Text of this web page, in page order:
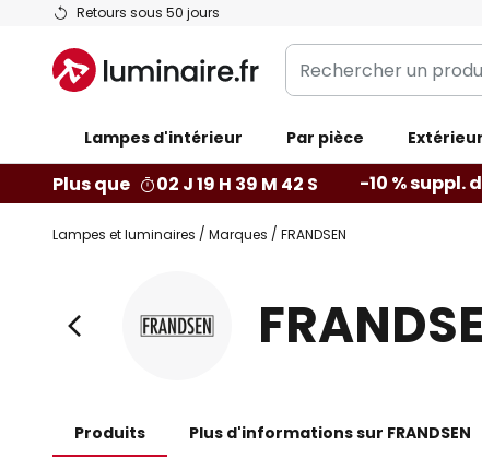
Retours sous 50 jours
Allez
contenu
Rechercher
un
catégorie...
Lampes d'intérieur Par pièce Extérieur
Plus que 02 J 19 H 39 M 40 S -10 % suppl.
Lampes et luminaires Marques FRANDSEN
Produits Plus d'informations sur FRANDSEN